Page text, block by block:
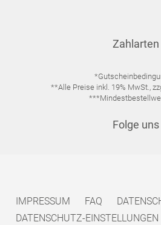
Zahlarten
**Alle Preise inkl. 19% MwSt.,
Folge uns
IMPRESSUM FAQ
DATENSCHUTZ-EINSTELLUNGEN